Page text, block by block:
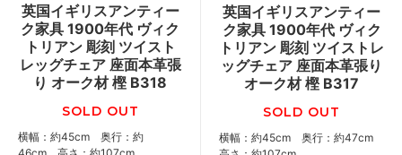
英国イギリスアンティー
ク家具 1900年代 ヴィク
トリアン 彫刻 ツイスト
レッグチェア 座面本革張
り オーク材 樫 B318
SOLD OUT
横幅：約45cm 奥行：約
英国イギリスアンティー
ク家具 1900年代 ヴィク
トリアン 彫刻 ツイストレ
ッグチェア 座面本革張り
オーク材 樫 B317
SOLD OUT
横幅：約45cm 奥行：約47cm